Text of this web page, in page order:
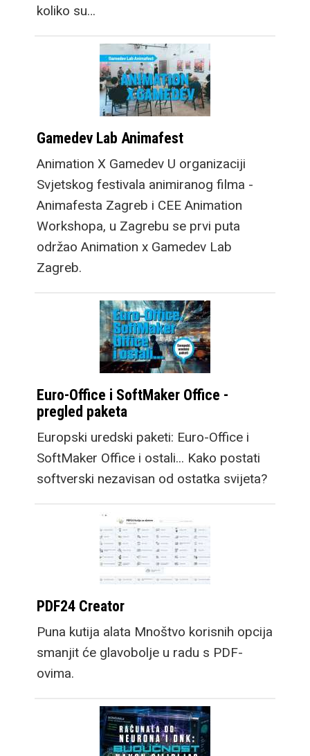
koliko su…
Gamedev Lab Animafest
Animation X Gamedev U organizaciji
Svjetskog festivala animiranog filma -
Animafesta Zagreb i CEE Animation
Workshopa, u Zagrebu se prvi puta
održao Animation x Gamedev Lab
Zagreb.
Euro-Office i SoftMaker Office -
pregled paketa
Europski uredski paketi: Euro-Office i
SoftMaker Office i ostali... Kako postati
softverski nezavisan od ostatka svijeta?
PDF24 Creator
Puna kutija alata Mnoštvo korisnih opcija
smanjit će glavobolje u radu s PDF-
ovima.